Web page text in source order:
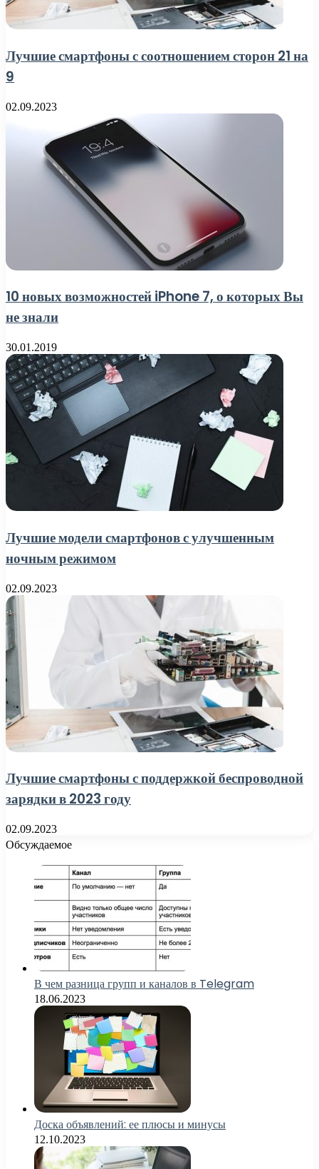
Лучшие смартфоны с соотношением сторон 21 на
9
02.09.2023
10 новых возможностей iPhone 7, о которых Вы
не знали
30.01.2019
Лучшие модели смартфонов с улучшенным
ночным режимом
02.09.2023
Лучшие смартфоны с поддержкой беспроводной
зарядки в 2023 году
02.09.2023
Обсуждаемое
В чем разница групп и каналов в Telegram
18.06.2023
Доска объявлений: ее плюсы и минусы
12.10.2023